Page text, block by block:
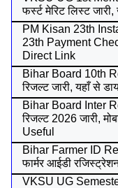
फर्स्ट मेरिट लिस्ट
PM Kisan 23th
23th Payment
Direct Link
Bihar Board 10th
रिजल्ट जारी, यहाँ से
Bihar Board Inter
रिजल्ट 2026 जारी,
Useful
Bihar Farmer ID
फार्मर आईडी
VKSU UG